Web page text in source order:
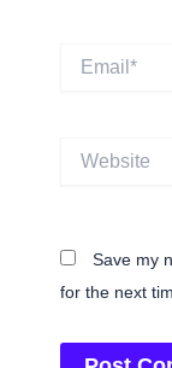
Website
Save my
for the next